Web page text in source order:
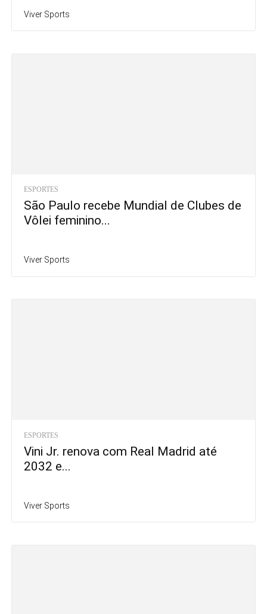
Viver Sports
ESPORTES
São Paulo recebe Mundial de Clubes de
Vôlei feminino...
Viver Sports
ESPORTES
Vini Jr. renova com Real Madrid até
2032 e...
Viver Sports